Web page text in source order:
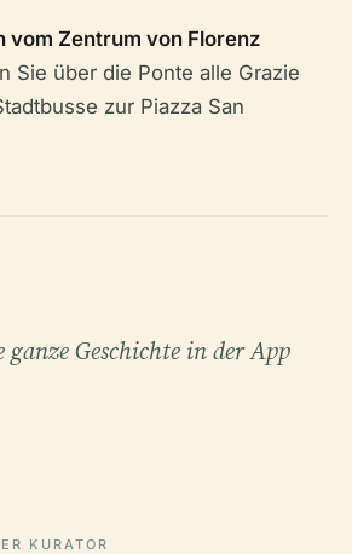
vom Zentrum von Florenz
Sie über die Ponte alle Grazie
zur Piazza San
ganze Geschichte in der App
KURATOR